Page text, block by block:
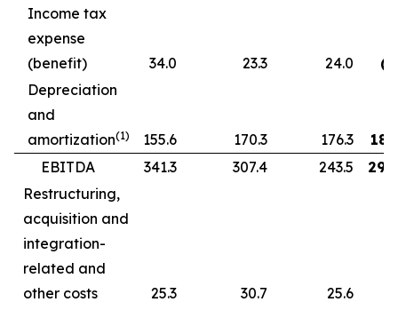
Income tax
expense
(benefit)
34.0 23.3 24.0
Depreciation
and
amortization(1) 155.6 170.3 176.3
EBITDA
341.3 307.4 243.5
Restructuring,
acquisition and
integration-
related and
other costs
25.3 30.7 25.6